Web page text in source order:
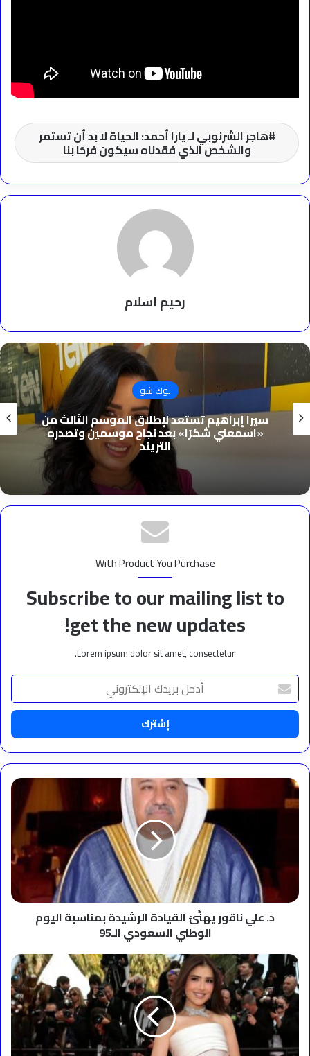
هاجر الشرنوبي لـ يارا أحمد: الحياة لا بد أن تستمر
والشخص الذي فقدناه سيكون فرحًا بنا
رحيم اسلام
توك شو
سيرا إبراهيم تستعد لإطلاق الموسم الثالث من
«اسمعني شكرًا» بعد نجاح موسمين وتصدره
التريند
With Product You Purchase
Subscribe to our mailing list to
get the new updates!
Lorem ipsum dolor sit amet, consectetur.
أدخل
بريدك
الإلكتروني
د.
علي
ناقور
بمناسبة
الوطني
السعوديد. علي ناقور يهنِّئ القيادة الرشيدة بمناسبة اليوم
الوطني السعودي الـ95
٥٠
مليون
جنية
تصبح